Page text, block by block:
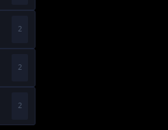
2
2
2